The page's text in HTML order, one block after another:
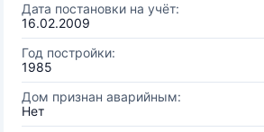
Дата постановки на учёт:
16.02.2009
Год постройки:
1985
Дом признан аварийным:
Нет